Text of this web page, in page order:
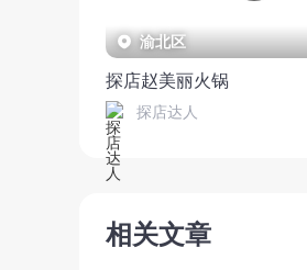
渝北区
探店赵美丽火锅
探店达人
相关文章